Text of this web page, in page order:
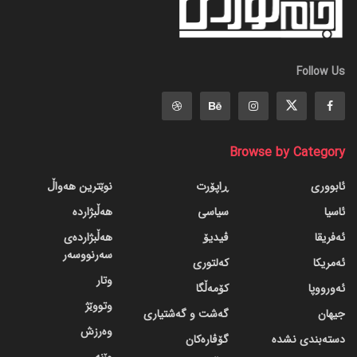
Follow Us
Browse by Category
ئابووری
ئاسیا
ئەفریقا
ئەمریکا
ئەورووپا
جیهان
دسته‌بندی نشده
ڕاپۆرت
سیاسی
ڤیدیۆ
کەلتوری
کۆمەڵگا
گه‌شت و گه‌شتیاری
گۆڤاره‌کان
نوێترین هەواڵ
هەڵبژاردە
هەڵبژاردەی
سەرنووسەر
وتار
وتووێژ
وەرزش